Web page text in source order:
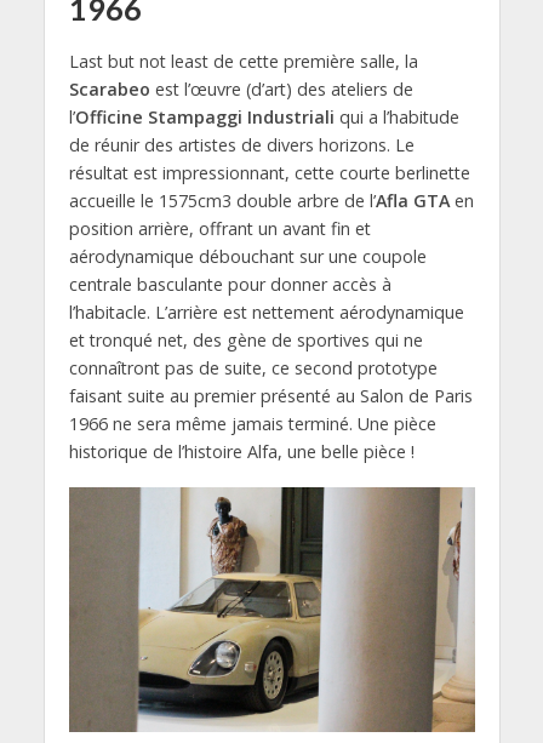
1966
Last but not least de cette première salle, la
Scarabeo est l’œuvre (d’art) des ateliers de
l’Officine Stampaggi Industriali qui a l’habitude
de réunir des artistes de divers horizons. Le
résultat est impressionnant, cette courte berlinette
accueille le 1575cm3 double arbre de l’Afla GTAen
position arrière, offrant un avant fin et
aérodynamique débouchant sur une coupole
centrale basculante pour donner accès à
l’habitacle. L’arrière est nettement aérodynamique
et tronqué net, des gène de sportives qui ne
connaîtront pas de suite, ce second prototype
faisant suite au premier présenté au Salon de Paris
1966 ne sera même jamais terminé. Une pièce
historique de l’histoire Alfa, une belle pièce !